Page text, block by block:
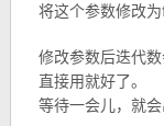
将这个参数修改
修改参数后迭代
直接用就好了。
等待一会儿，就